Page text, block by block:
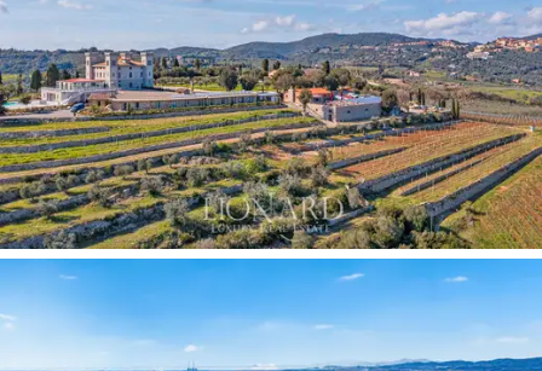
yra didelė vonia su vandens
masažo čiurkšlėmis ir lietaus dušu, druskų kambarys
haloterapijos seansams, sauna, turkiška pirtis,
Viduržemio jūros pirtis, chromoterapinis ir reaktyvusis
dušas, ledo krioklys maloniai keisti temperatūrą ir žolelių
arbatos kambarys absoliutaus atsipalaidavimo
akimirkoms. Ideali erdvė pasilepinti geros savijautos
akimirka išskirtinėje aplinkoje. Be to, pilyje įrengta
moderni, pilnai įrengta posėdžių salė, puikiai tinkanti
didelio masto priėmimams ar verslo renginiams.